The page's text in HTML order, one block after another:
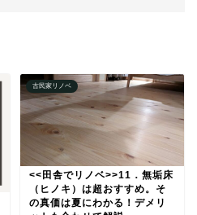
古民家リノベ
<<田舎でリノベ>>11．無垢床
（ヒノキ）は超おすすめ。そ
の真価は夏にわかる！デメリ